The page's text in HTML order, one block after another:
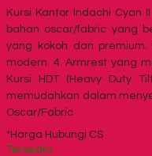
Kursi Kantor Indachi Cyan
bahan oscar/fabric yang
yang kokoh dan
modern. 4. Armrest yang
Kursi HDT (Heavy Duty
memudahkan dalam
Oscar/Fabric
*Harga Hubungi CS
Tersedia